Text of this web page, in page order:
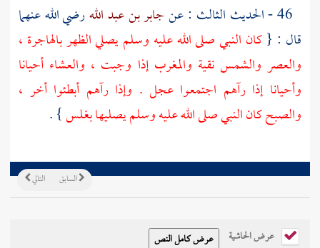
جابر بن عبد اللهرضي الله عنهما
قال : {كان النبي صلى الله عليه وسلم يصلي الظهر بالهاجرة ،
والعصر والشمس نقية والمغرب إذا وجبت ، والعشاء أحيانا
وأحيانا إذا رآهم اجتمعوا عجل . وإذا رآهم أبطئوا أخر ،
والصبح كان النبي صلى الله عليه وسلم يصليها بغلس} .
التالي السابق
عرض الحاشية